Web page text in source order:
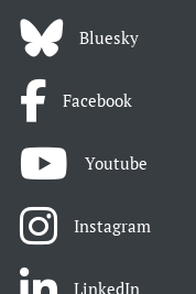
Bluesky
Facebook
Youtube
Instagram
LinkedIn